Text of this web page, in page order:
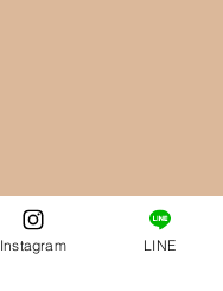
Instagram LINE